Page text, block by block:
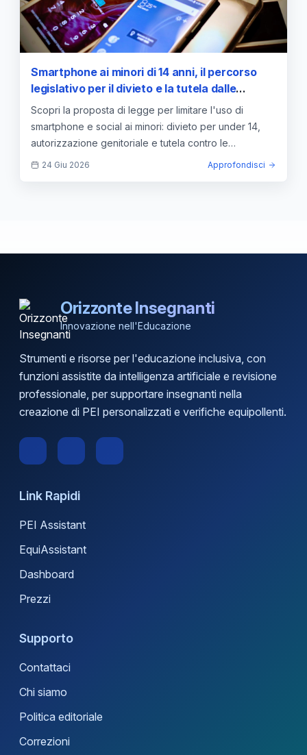
Smartphone ai minori di 14 anni, il percorso
legislativo per il divieto e la tutela dalle
dipendenze digitali
Scopri la proposta di legge per limitare l'uso di
smartphone e social ai minori: divieto per under 14,
autorizzazione genitoriale e tutela contro le
dipendenze.
24 Giu 2026 Approfondisci
Orizzonte Insegnanti
Innovazione nell'Educazione
Strumenti e risorse per l'educazione inclusiva, con
funzioni assistite da intelligenza artificiale e revisione
professionale, per supportare insegnanti nella
creazione di PEI personalizzati e verifiche equipollenti.
Link Rapidi
PEI Assistant
EquiAssistant
Dashboard
Prezzi
Supporto
Contattaci
Chi siamo
Politica editoriale
Correzioni